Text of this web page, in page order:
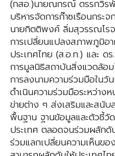
(กสอ.)นายณกรณ์ ตรรกวิร
บริหารจัดการก๊าซเรือนกระ
นายกิตติพงศ์ ลิ่มสุวรรณโร
การเปลี่ยนแปลงสภาพภูมิอ
ประเทศไทย (ส.อ.ท.) และ ด
การมูลนิธิสถาบันสิ่งแวดล้อ
การลงนามความร่วมมือใน
ดำเนินความร่วมมือระหว่าง
ข่ายต่าง ๆ ส่งเสริมและสนั
พื้นฐาน ฐานข้อมูลและตัวชี้วั
ประเทศ ตลอดจนร่วมผลักดั
ร่วมแลกเปลี่ยนความเห็นขอ